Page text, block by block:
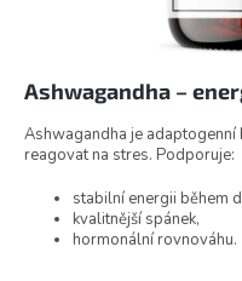
Ashwagandha –
Ashwagandha je
reagovat na stres. Podporuje:
stabilní energii během
kvalitnější spánek,
hormonální rovnováhu.